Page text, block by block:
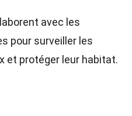
avec les
pour surveiller les
et protéger leur habitat.